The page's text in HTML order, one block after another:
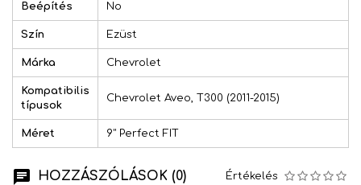
Beépítés No
Szín Ezüst
Márka Chevrolet
Kompatibilis
típusok
Chevrolet Aveo, T300 (2011-2015)
Méret 9" Perfect FIT
HOZZÁSZÓLÁSOK (0) Értékelés